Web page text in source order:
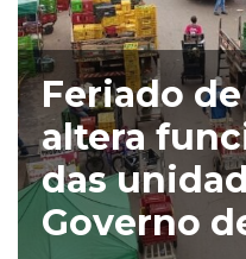
Feriado
altera
das
Governo